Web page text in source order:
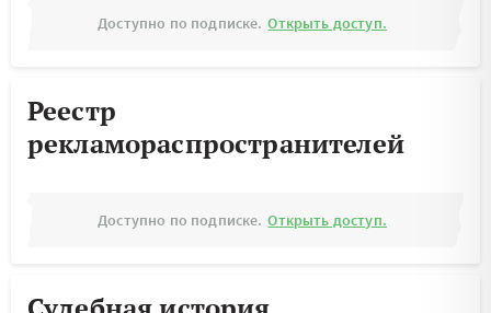
Доступно по подписке. Открыть доступ.
Реестр
рекламораспространителей
Доступно по подписке. Открыть доступ.